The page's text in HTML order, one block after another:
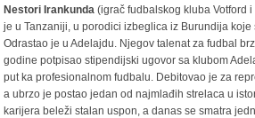
Nestori Irankunda (igrač fudbalskog kluba Votford
je u Tanzaniji, u porodici izbeglica iz Burundija
Odrastao je u Adelajdu. Njegov talenat za fudbal
godine potpisao stipendijski ugovor sa klubom
put ka profesionalnom fudbalu. Debitovao je za
a ubrzo je postao jedan od najmlađih strelaca u
karijera beleži stalan uspon, a danas se smatra